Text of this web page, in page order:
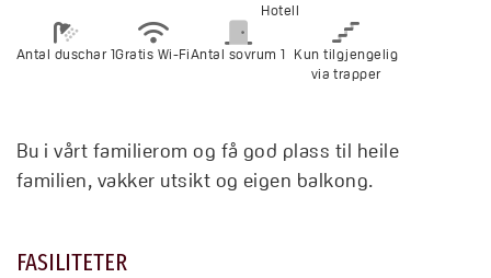
Hotell
Antal duschar 1Gratis Wi-FiAntal sovrum 1 Kun tilgjengelig
via trapper
Bu i vårt familierom og få god plass til heile
familien, vakker utsikt og eigen balkong.
FASILITETER